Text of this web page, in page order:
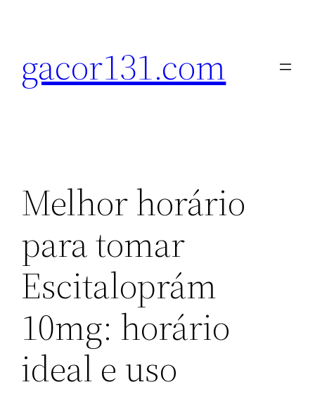
conteúdo
gacor131.com
Melhor horário
para tomar
Escitaloprám
10mg: horário
ideal e uso